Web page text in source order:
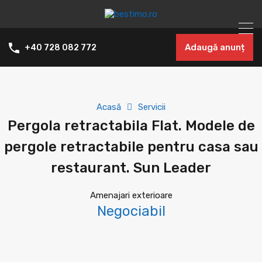
+40 728 082 772 Adaugă anunț
Acasă Servicii
Pergola retractabila Flat. Modele de
pergole retractabile pentru casa sau
restaurant. Sun Leader
Amenajari exterioare
Negociabil